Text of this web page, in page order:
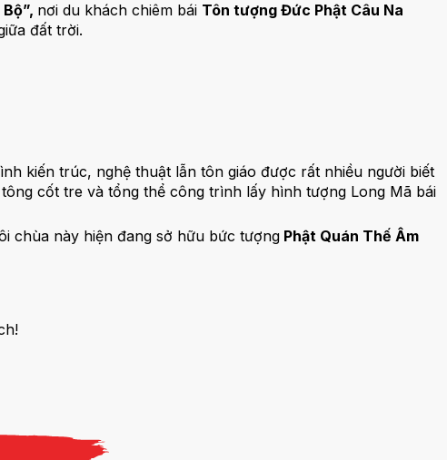
nơi du khách chiêm bái Tôn tượng Đức Phật Câu Na
đất trời.
kiến trúc, nghệ thuật lẫn tôn giáo được rất nhiều người biết
cốt tre và tổng thể công trình lấy hình tượng Long Mã bái
chùa này hiện đang sở hữu bức tượng Phật Quán Thế Âm